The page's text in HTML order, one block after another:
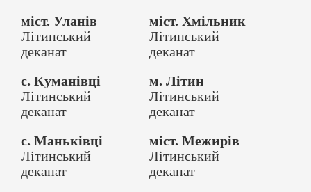
міст. Уланів
Літинський
деканат
міст. Хмільник
Літинський
деканат
с. Куманівці
Літинський
деканат
м. Літин
Літинський
деканат
с. Маньківці
Літинський
деканат
міст. Межирів
Літинський
деканат